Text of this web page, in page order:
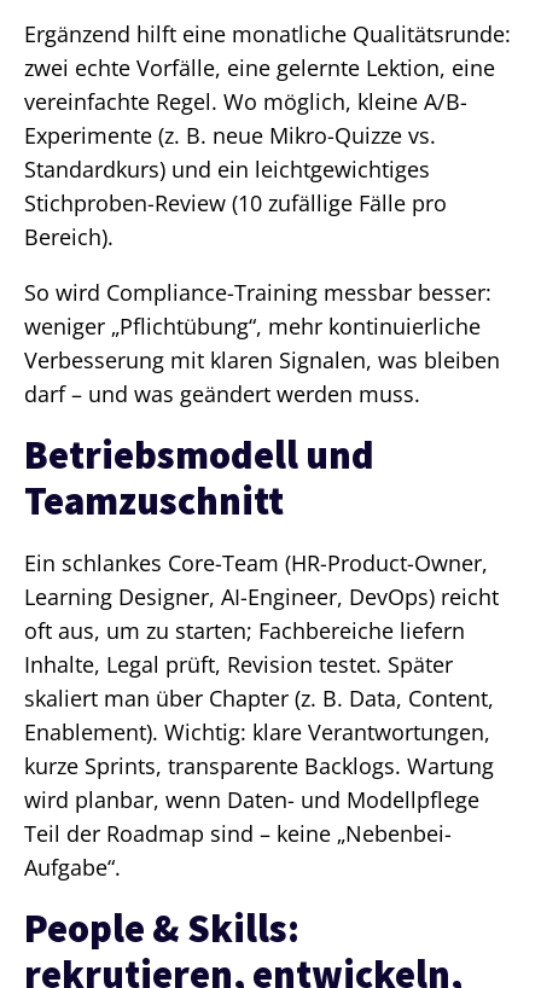
Ergänzend hilft eine monatliche Qualitätsrunde:
zwei echte Vorfälle, eine gelernte Lektion, eine
vereinfachte Regel. Wo möglich, kleine A/B-
Experimente (z. B. neue Mikro-Quizze vs.
Standardkurs) und ein leichtgewichtiges
Stichproben-Review (10 zufällige Fälle pro
Bereich).
So wird Compliance-Training messbar besser:
weniger „Pflichtübung“, mehr kontinuierliche
Verbesserung mit klaren Signalen, was bleiben
darf – und was geändert werden muss.
Betriebsmodell und
Teamzuschnitt
Ein schlankes Core-Team (HR-Product-Owner,
Learning Designer, AI-Engineer, DevOps) reicht
oft aus, um zu starten; Fachbereiche liefern
Inhalte, Legal prüft, Revision testet. Später
skaliert man über Chapter (z. B. Data, Content,
Enablement). Wichtig: klare Verantwortungen,
kurze Sprints, transparente Backlogs. Wartung
wird planbar, wenn Daten- und Modellpflege
Teil der Roadmap sind – keine „Nebenbei-
Aufgabe“.
People & Skills:
rekrutieren, entwickeln,